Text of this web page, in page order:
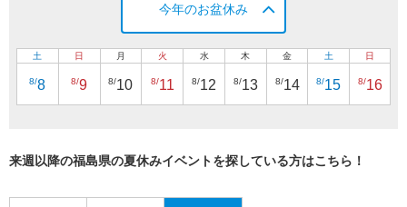
今年のお盆休み
土
8/8
日
8/9
月
8/10
火
8/11
水
8/12
木
8/13
金
8/14
土
8/15
日
8/16
来週以降の福島県の夏休みイベントを探している方はこちら！